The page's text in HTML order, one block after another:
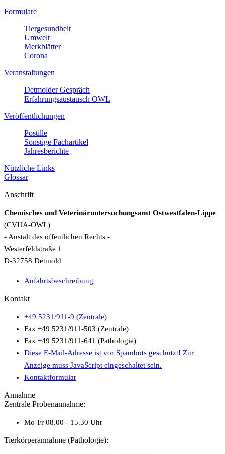
Formulare
Tiergesundheit
Umwelt
Merkblätter
Corona
Veranstaltungen
Detmolder Gespräch
Erfahrungsaustausch OWL
Veröffentlichungen
Postille
Sonstige Fachartikel
Jahresberichte
Nützliche Links
Glossar
Anschrift
Chemisches und Veterinäruntersuchungsamt Ostwestfalen-Lippe
(CVUA-OWL)
- Anstalt des öffentlichen Rechts -
Westerfeldstraße 1
D-32758 Detmold
Anfahrtsbeschreibung
Kontakt
+49 5231/911-9 (Zentrale)
Fax +49 5231/911-503 (Zentrale)
Fax +49 5231/911-641 (Pathologie)
Diese E-Mail-Adresse ist vor Spambots geschützt! Zur
Anzeige muss JavaScript eingeschaltet sein.
Kontaktformular
Annahme
Zentrale Probenannahme:
Mo-Fr 08.00 - 15.30 Uhr
Tierkörperannahme (Pathologie):